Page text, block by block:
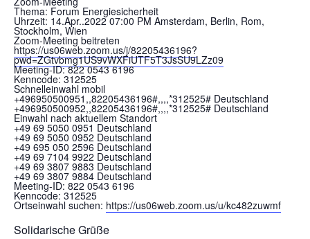
Thema: Forum Energiesicherheit
Uhrzeit: 14.Apr..2022 07:00 PM Amsterdam, Berlin, Rom,
Stockholm, Wien
Zoom-Meeting beitreten
https://us06web.zoom.us/j/82205436196?
pwd=ZGtvbmg1US9vWXFiUTF5T3JsSU9LZz09
Meeting-ID: 822 0543 6196
Kenncode: 312525
Schnelleinwahl mobil
+496950500951,,82205436196#,,,,*312525# Deutschland
+496950500952,,82205436196#,,,,*312525# Deutschland
Einwahl nach aktuellem Standort
+49 69 5050 0951 Deutschland
+49 69 5050 0952 Deutschland
+49 695 050 2596 Deutschland
+49 69 7104 9922 Deutschland
+49 69 3807 9883 Deutschland
+49 69 3807 9884 Deutschland
Meeting-ID: 822 0543 6196
Kenncode: 312525
Ortseinwahl suchen: https://us06web.zoom.us/u/kc482zuwmf
Solidarische Grüße